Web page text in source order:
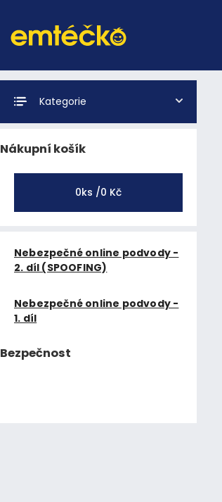
Kategorie
Nákupní košík
0ks /0 Kč
Nebezpečné online podvody -
2. díl (SPOOFING)
Nebezpečné online podvody -
1. díl
Bezpečnost